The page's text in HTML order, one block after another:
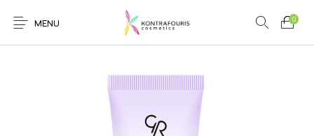
MENU
0